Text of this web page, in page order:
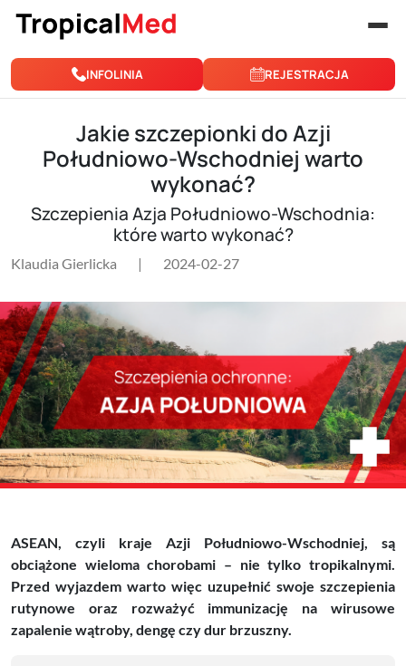
Przejdź do treści
INFOLINIA REJESTRACJA
Jakie szczepionki do Azji
Południowo-Wschodniej warto
wykonać?
Szczepienia Azja Południowo-Wschodnia:
które warto wykonać?
Klaudia Gierlicka | 2024-02-27
ASEAN, czyli kraje Azji Południowo-Wschodniej, są
obciążone wieloma chorobami – nie tylko tropikalnymi.
Przed wyjazdem warto więc uzupełnić swoje szczepienia
rutynowe oraz rozważyć immunizację na wirusowe
zapalenie wątroby, dengę czy dur brzuszny.